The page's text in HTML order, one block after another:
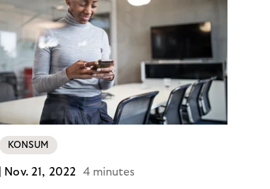
KONSUM
Nov. 21, 2022 4 minutes